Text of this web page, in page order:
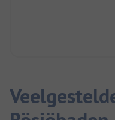
uiterlijk. De
een paviljoen en
verblijven.